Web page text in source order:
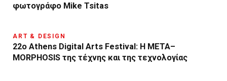
φωτογράφο Mike Tsitas
ART & DESIGN
22ο Athens Digital Arts Festival: Η ΜΕΤΑ–
MORPHOSIS της τέχνης και της τεχνολογίας